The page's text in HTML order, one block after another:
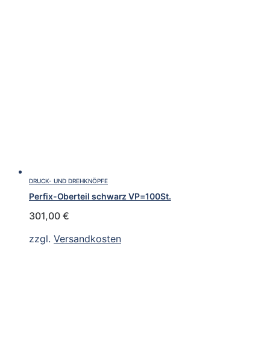
DRUCK- UND DREHKNÖPFE
Perfix-Oberteil schwarz VP=100St.
301,00 €
zzgl. Versandkosten